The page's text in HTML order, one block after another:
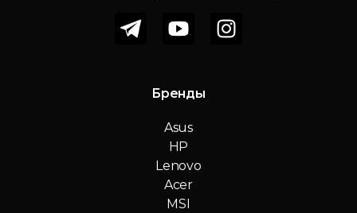
Бренды
Asus
HP
Lenovo
Acer
MSI